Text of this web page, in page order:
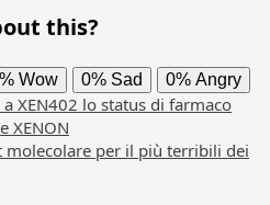
this?
Wow 0% Sad 0% Angry
a XEN402 lo status di farmaco
XENON
molecolare per il più terribili dei